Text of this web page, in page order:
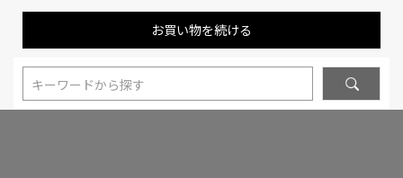
お買い物を続ける
キーワードから探す